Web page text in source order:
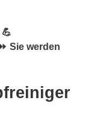
Sie werden